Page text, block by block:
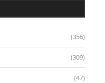
(356)
(309)
(47)